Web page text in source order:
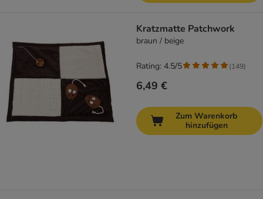
Kratzmatte Patchwork
braun / beige
6,49 €
Rating: 4.5/5 (149)
Zum Warenkorb
hinzufügen